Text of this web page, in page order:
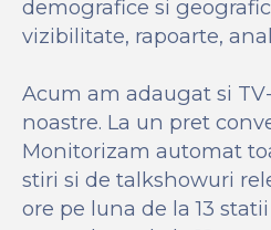
demografice si
vizibilitate, rapoarte,
Acum am adaugat si
noastre. La un pret
Monitorizam automat
stiri si de talkshowuri
ore pe luna de la 13